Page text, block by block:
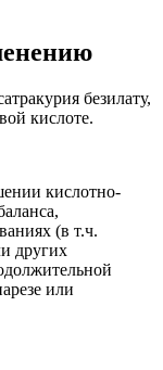
безилату,
кислоте.
кислотно-
(в т.ч.
других
или